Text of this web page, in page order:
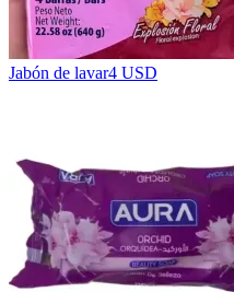
Jabón de lavar4 USD